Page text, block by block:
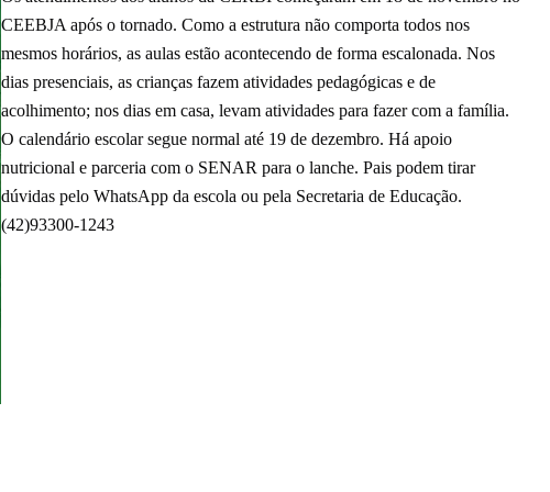
CEEBJA após o tornado. Como a estrutura não comporta todos nos
mesmos horários, as aulas estão acontecendo de forma escalonada. Nos
dias presenciais, as crianças fazem atividades pedagógicas e de
acolhimento; nos dias em casa, levam atividades para fazer com a família.
O calendário escolar segue normal até 19 de dezembro. Há apoio
nutricional e parceria com o SENAR para o lanche. Pais podem tirar
dúvidas pelo WhatsApp da escola ou pela Secretaria de Educação.
(42)93300-1243